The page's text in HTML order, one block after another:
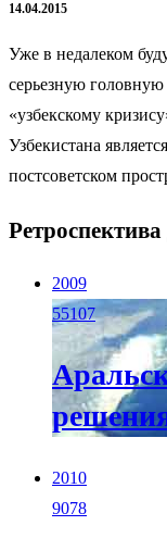
14.04.2015
Уже в недалеком
серьезную
«узбекскому
Узбекистана
постсоветском
2009
55107
2010
9078